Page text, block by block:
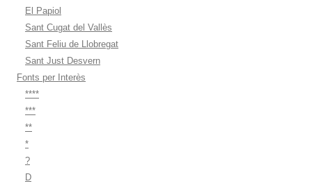
El Papiol
Sant Cugat del Vallès
Sant Feliu de Llobregat
Sant Just Desvern
Fonts per Interès
****
***
**
*
?
D